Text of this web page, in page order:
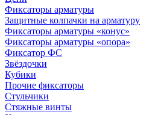
Фиксаторы арматуры
Защитные колпачки на арматуру
Фиксаторы арматуры «конус»
Фиксаторы арматуры «опора»
Фиксатор ФС
Звёздочки
Кубики
Прочие фиксаторы
Стульчики
Стяжные винты